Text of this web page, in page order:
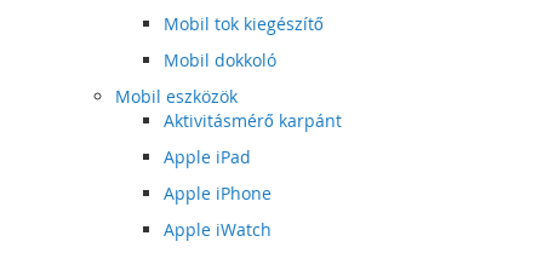
Mobil tok kiegészítő
Mobil dokkoló
Mobil eszközök
Aktivitásmérő karpánt
Apple iPad
Apple iPhone
Apple iWatch